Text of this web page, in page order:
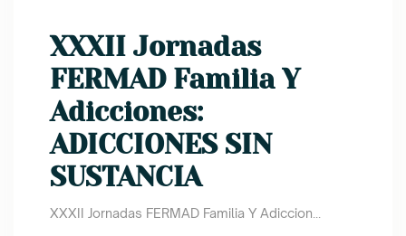
XXXII Jornadas
FERMAD Familia Y
Adicciones:
ADICCIONES SIN
SUSTANCIA
XXXII Jornadas FERMAD Familia Y Adiccion...